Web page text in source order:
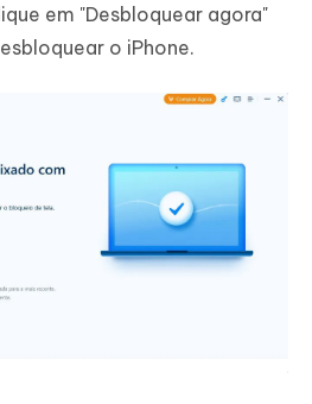
em "Desbloquear agora"
o iPhone.